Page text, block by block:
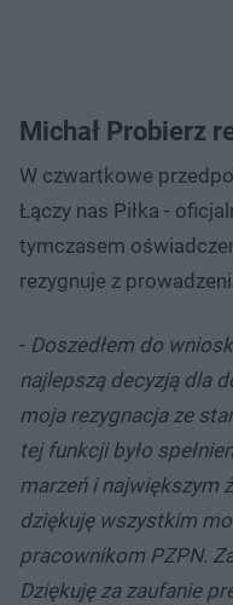
Michał Probierz
W czwartkowe
Łączy nas Piłka -
tymczasem
rezygnuje z
- Doszedłem do
najlepszą decyzją dla
moja rezygnacja ze
tej funkcji było
marzeń i największym
dziękuję wszystkim
pracownikom PZPN.
Dziękuję za zaufanie